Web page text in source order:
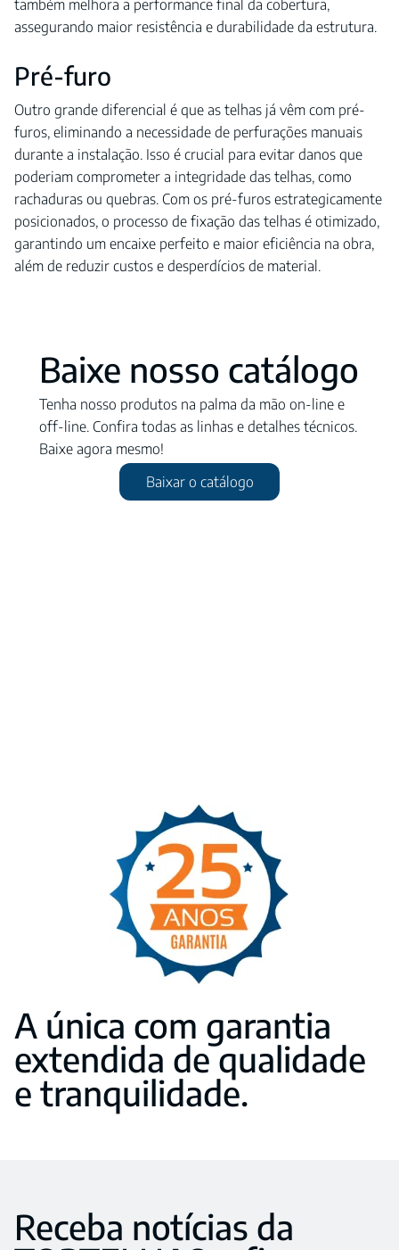
também melhora a performance final da cobertura,
assegurando maior resistência e durabilidade da estrutura.
Pré-furo
Outro grande diferencial é que as telhas já vêm com pré-
furos, eliminando a necessidade de perfurações manuais
durante a instalação. Isso é crucial para evitar danos que
poderiam comprometer a integridade das telhas, como
rachaduras ou quebras. Com os pré-furos estrategicamente
posicionados, o processo de fixação das telhas é otimizado,
garantindo um encaixe perfeito e maior eficiência na obra,
além de reduzir custos e desperdícios de material.
Baixe nosso catálogo
Tenha nosso produtos na palma da mão on-line e
off-line. Confira todas as linhas e detalhes técnicos.
Baixe agora mesmo!
Baixar o catálogo
A única com garantia
extendida de qualidade
e tranquilidade.
Receba notícias da